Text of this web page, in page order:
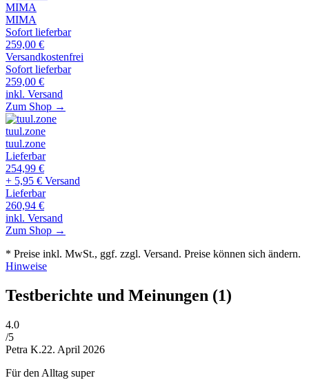
MIMA
MIMA
Sofort lieferbar
259,00 €
Versandkostenfrei
Sofort lieferbar
259,00 €
inkl. Versand
Zum Shop →
tuul.zone
tuul.zone
Lieferbar
254,99 €
+ 5,95 € Versand
Lieferbar
260,94 €
inkl. Versand
Zum Shop →
* Preise inkl. MwSt., ggf. zzgl. Versand. Preise können sich ändern.
Hinweise
Testberichte und Meinungen (1)
4.0
/5
Petra K.22. April 2026
Für den Alltag super